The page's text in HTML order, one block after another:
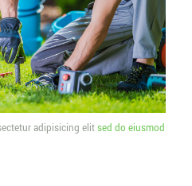
adipisicing elitsed do eiusmod